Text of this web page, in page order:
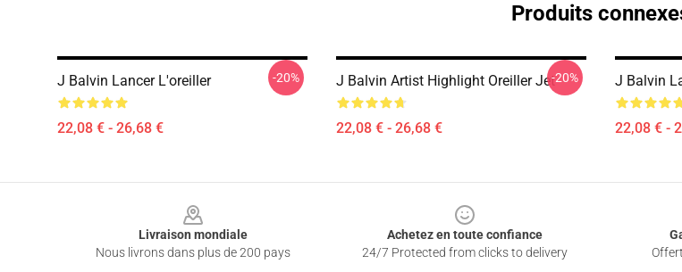
Produits
J Balvin Lancer L'oreiller
22,08 € - 26,68 €
-20% J Balvin Artist Highlight Oreiller Jet
22,08 € - 26,68 €
-20% J Balvin
22,08 € -
Livraison mondiale
Nous livrons dans plus de 200 pays
Achetez en toute confiance
24/7 Protected from clicks to delivery